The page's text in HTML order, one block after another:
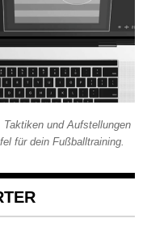
und Aufstellungen
für dein Fußballtraining.